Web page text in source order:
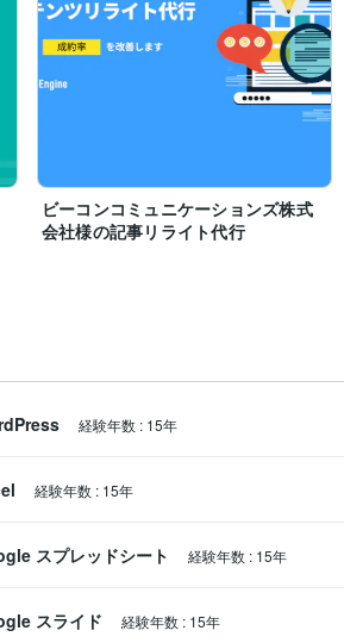
ビーコンコミュニケーションズ株式
会社様の記事リライト代行
経験年数 : 15年
経験年数 : 15年
スプレッドシート 経験年数 : 15年
スライド 経験年数 : 15年